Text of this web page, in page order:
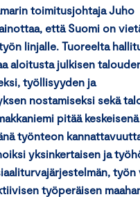
toimitusjohtaja Juho
että Suomi on
linjalle. Tuoreelta
aloitusta julkisen
työllisyyden ja
nostamiseksi sekä
pitää keskeisenä
työnteon
yksinkertaisen ja
työperäisen